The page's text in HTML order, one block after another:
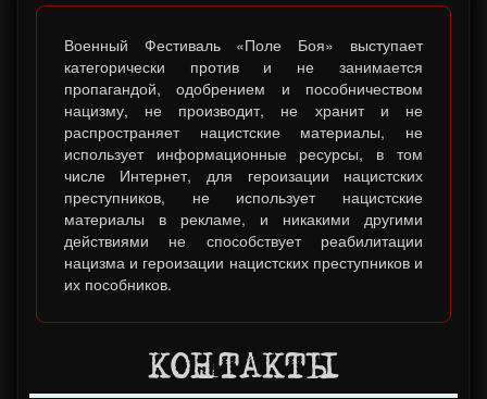
Военный Фестиваль «Поле Боя» выступает
категорически против и не занимается
пропагандой, одобрением и пособничеством
нацизму, не производит, не хранит и не
распространяет нацистские материалы, не
использует информационные ресурсы, в том
числе Интернет, для героизации нацистских
преступников, не использует нацистские
материалы в рекламе, и никакими другими
действиями не способствует реабилитации
нацизма и героизации нацистских преступников и
их пособников.
КОНТАКТЫ